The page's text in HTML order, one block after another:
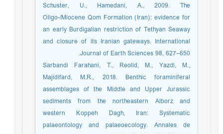
Schuster, U., Hamedani, A., 2009. The
Oligo-/Miocene Qom Formation (Iran): evidence for
an early Burdigalian restriction of Tethyan Seaway
and closure of its Iranian gateways. International
Journal of Earth Sciences 98, 627–650.
Sarbandi Farahani, T., Reolid, M., Yazdi, M.,
Majidifard, M.R., 2018. Benthic foraminiferal
assemblages of the Middle and Upper Jurassic
sediments from the northeastern Alborz and
western Koppeh Dagh, Iran: Systematic
palaeontology and palaeoecology. Annales de